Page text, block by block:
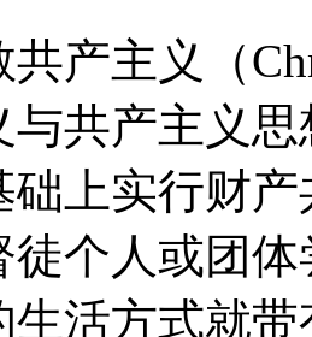
产主义（
与共产主义
础上实行财
徒个人或团
生活方式就